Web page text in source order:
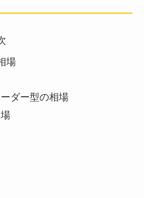
場
ダー型の相場